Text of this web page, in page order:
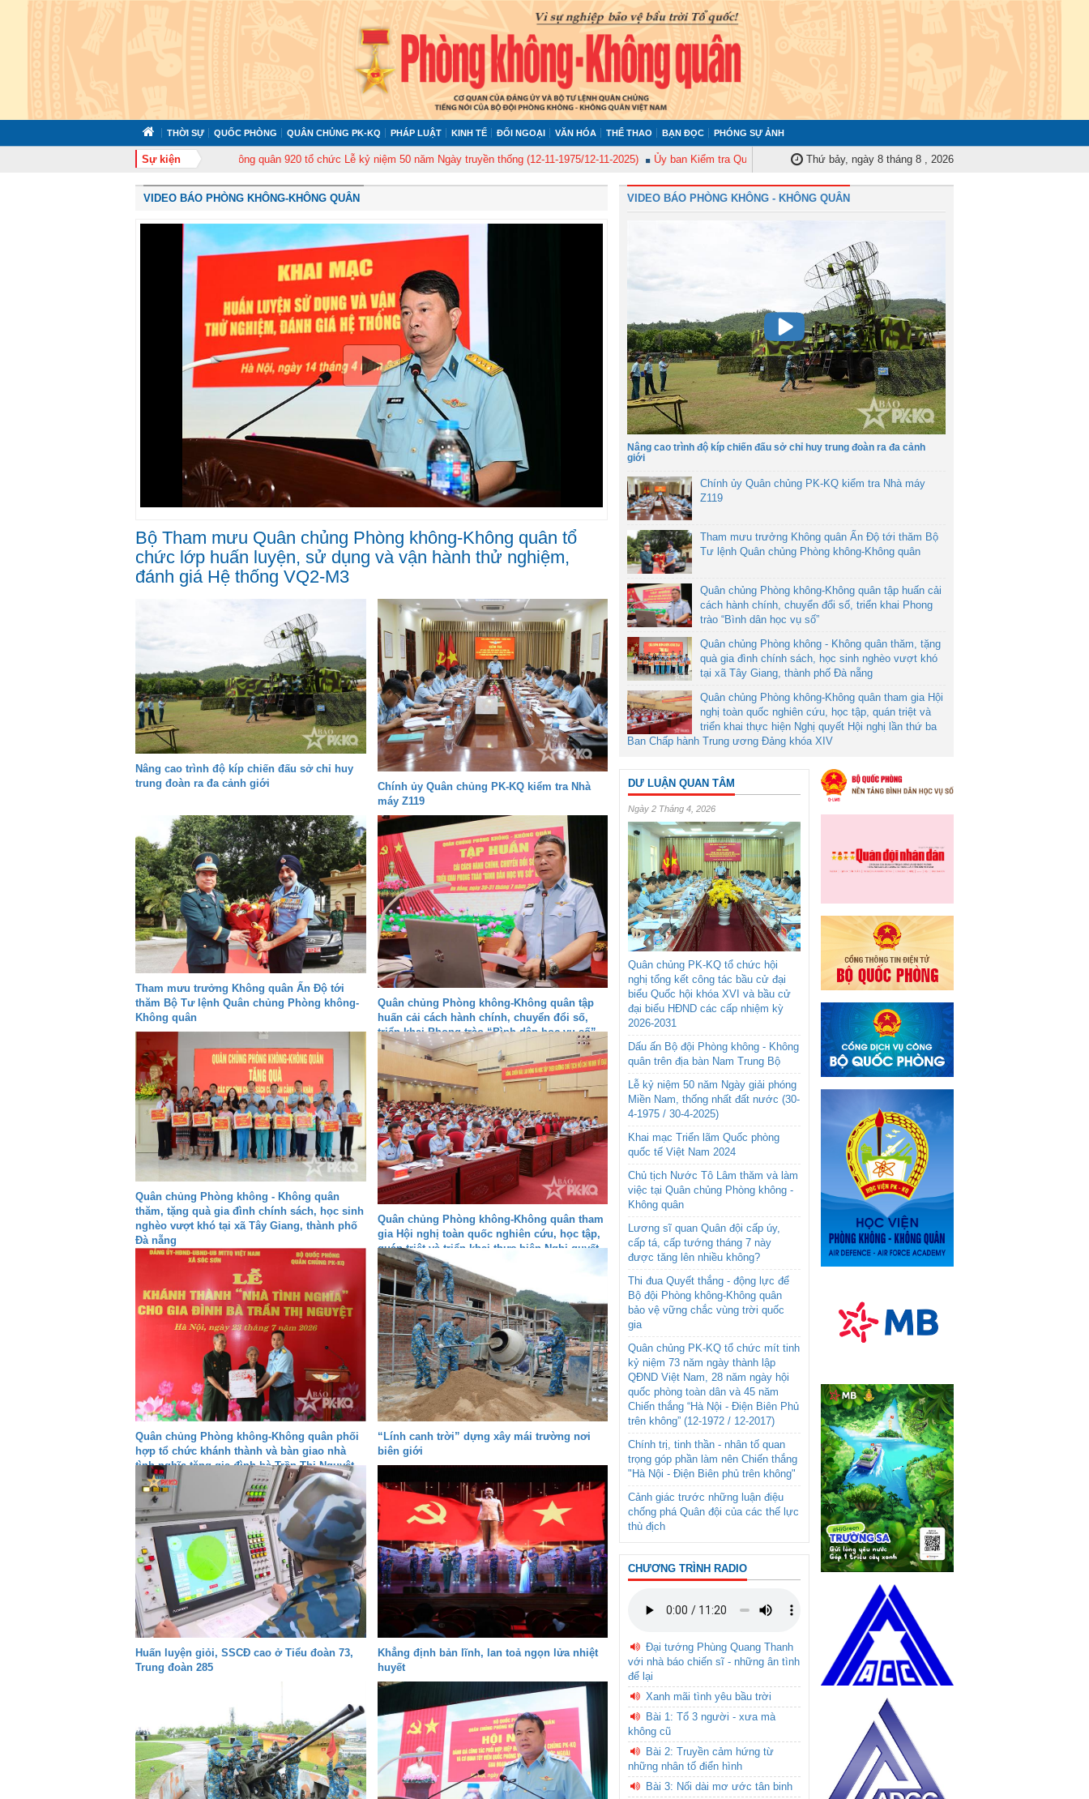
THỜI SỰ QUỐC PHÒNG QUÂN CHỦNG PK-KQ PHÁP LUẬT KINH TẾ ĐỐI NGOẠI VĂN HÓA THỂ THAO BẠN ĐỌC PHÓNG SỰ ẢNH
Sự kiện
Trung đoàn Không quân 920 tổ chức Lễ kỷ niệm 50 năm Ngày truyền thống (12-11-1975/12-11-2025) Ủy ban Kiểm tra Quân ủy Trung ương tập huấn nghiệp vụ công tác kiểm tra, giám sát năm 2025
Thứ bảy, ngày 8 tháng 8 , 2026
VIDEO BÁO PHÒNG KHÔNG-KHÔNG QUÂN
Bộ Tham mưu Quân chủng Phòng không-Không quân tổ
chức lớp huấn luyện, sử dụng và vận hành thử nghiệm,
đánh giá Hệ thống VQ2-M3
Nâng cao trình độ kíp chiến đấu sở chỉ huy
trung đoàn ra đa cảnh giới
Chính ủy Quân chủng PK-KQ kiểm tra Nhà
máy Z119
Tham mưu trưởng Không quân Ấn Độ tới
thăm Bộ Tư lệnh Quân chủng Phòng không-
Không quân
Quân chủng Phòng không-Không quân tập
huấn cải cách hành chính, chuyển đổi số,
triển khai Phong trào “Bình dân học vụ số”
Quân chủng Phòng không - Không quân
thăm, tặng quà gia đình chính sách, học sinh
nghèo vượt khó tại xã Tây Giang, thành phố
Đà nẵng
Quân chủng Phòng không-Không quân tham
gia Hội nghị toàn quốc nghiên cứu, học tập,
quán triệt và triển khai thực hiện Nghị quyết
Hội nghị lần thứ ba Ban Chấp hành Trung
ương Đảng khóa XIV
Quân chủng Phòng không-Không quân phối
hợp tổ chức khánh thành và bàn giao nhà
tình nghĩa tặng gia đình bà Trần Thị Nguyệt
“Lính canh trời” dựng xây mái trường nơi
biên giới
Huấn luyện giỏi, SSCĐ cao ở Tiểu đoàn 73,
Trung đoàn 285
Khẳng định bản lĩnh, lan toả ngọn lửa nhiệt
huyết
VIDEO BÁO PHÒNG KHÔNG - KHÔNG QUÂN
Nâng cao trình độ kíp chiến đấu sở chỉ huy trung đoàn ra đa cảnh
giới
Chính ủy Quân chủng PK-KQ kiểm tra Nhà máy
Z119
Tham mưu trưởng Không quân Ấn Độ tới thăm Bộ
Tư lệnh Quân chủng Phòng không-Không quân
Quân chủng Phòng không-Không quân tập huấn cải
cách hành chính, chuyển đổi số, triển khai Phong
trào “Bình dân học vụ số”
Quân chủng Phòng không - Không quân thăm, tặng
quà gia đình chính sách, học sinh nghèo vượt khó
tại xã Tây Giang, thành phố Đà nẵng
Quân chủng Phòng không-Không quân tham gia Hội
nghị toàn quốc nghiên cứu, học tập, quán triệt và
triển khai thực hiện Nghị quyết Hội nghị lần thứ ba
Ban Chấp hành Trung ương Đảng khóa XIV
DƯ LUẬN QUAN TÂM
Ngày 2 Tháng 4, 2026
Quân chủng PK-KQ tổ chức hội
nghị tổng kết công tác bầu cử đại
biểu Quốc hội khóa XVI và bầu cử
đại biểu HĐND các cấp nhiệm kỳ
2026-2031
Dấu ấn Bộ đội Phòng không - Không
quân trên địa bàn Nam Trung Bộ
Lễ kỷ niệm 50 năm Ngày giải phóng
Miền Nam, thống nhất đất nước (30-
4-1975 / 30-4-2025)
Khai mạc Triển lãm Quốc phòng
quốc tế Việt Nam 2024
Chủ tịch Nước Tô Lâm thăm và làm
việc tại Quân chủng Phòng không -
Không quân
Lương sĩ quan Quân đội cấp úy,
cấp tá, cấp tướng tháng 7 này
được tăng lên nhiều không?
Thi đua Quyết thắng - động lực để
Bộ đội Phòng không-Không quân
bảo vệ vững chắc vùng trời quốc
gia
Quân chủng PK-KQ tổ chức mít tinh
kỷ niệm 73 năm ngày thành lập
QĐND Việt Nam, 28 năm ngày hội
quốc phòng toàn dân và 45 năm
Chiến thắng “Hà Nội - Điện Biên Phủ
trên không” (12-1972 / 12-2017)
Chính trị, tinh thần - nhân tố quan
trọng góp phần làm nên Chiến thắng
"Hà Nội - Điện Biên phủ trên không"
Cảnh giác trước những luận điệu
chống phá Quân đội của các thế lực
thù địch
CHƯƠNG TRÌNH RADIO
Đại tướng Phùng Quang Thanh
với nhà báo chiến sĩ - những ân tình
để lại
Xanh mãi tình yêu bầu trời
Bài 1: Tổ 3 người - xưa mà
không cũ
Bài 2: Truyền cảm hứng từ
những nhân tố điển hình
Bài 3: Nối dài mơ ước tân binh